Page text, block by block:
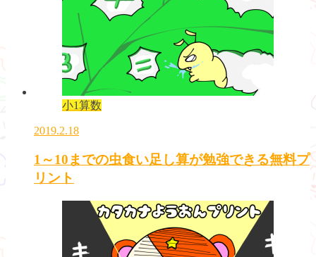
小1算数
2019.2.18
1～10までの虫食い足し算が勉強できる無料プ
リント